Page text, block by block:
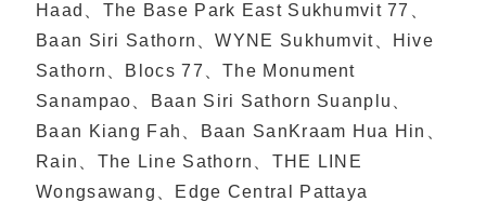
Haad、The Base Park East Sukhumvit 77、
Baan Siri Sathorn、WYNE Sukhumvit、Hive
Sathorn、Blocs 77、The Monument
Sanampao、Baan Siri Sathorn Suanplu、
Baan Kiang Fah、Baan SanKraam Hua Hin、
Rain、The Line Sathorn、THE LINE
Wongsawang、Edge Central Pattaya